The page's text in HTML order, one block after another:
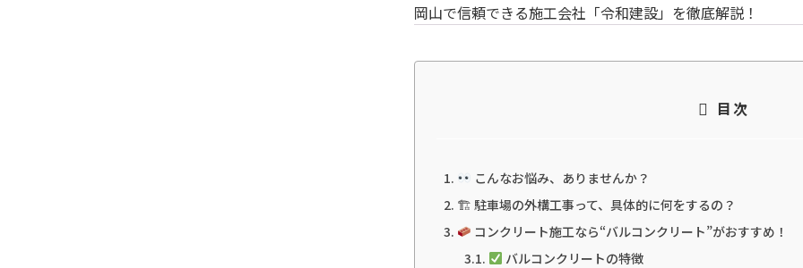
岡山で信頼できる施工会社「令和建設」を徹底解説！
目次
こんなお悩み、ありませんか？
🏗 駐車場の外構工事って、具体的に何をするの？
コンクリート施工なら“バルコンクリート”がおすすめ！
バルコンクリートの特徴